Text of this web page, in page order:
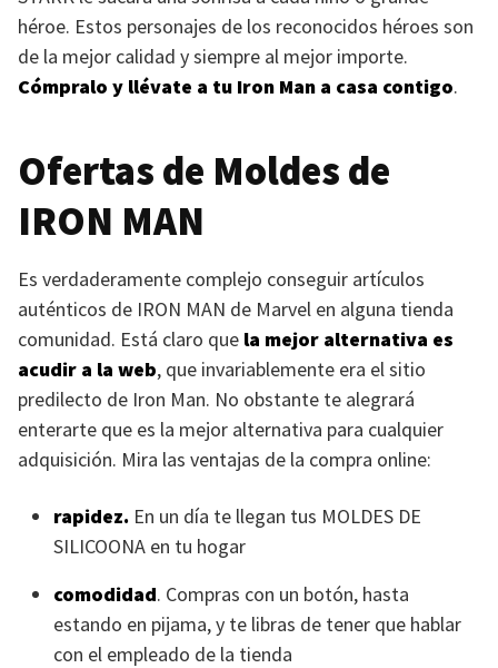
héroe. Estos personajes de los reconocidos héroes son
de la mejor calidad y siempre al mejor importe.
Cómpralo y llévate a tu Iron Man a casa contigo.
Ofertas de Moldes de
IRON MAN
Es verdaderamente complejo conseguir artículos
auténticos de IRON MAN de Marvel en alguna tienda
comunidad. Está claro que la mejor alternativa es
acudir a la web, que invariablemente era el sitio
predilecto de Iron Man. No obstante te alegrará
enterarte que es la mejor alternativa para cualquier
adquisición. Mira las ventajas de la compra online:
rapidez. En un día te llegan tus MOLDES DE
SILICOONA en tu hogar
comodidad. Compras con un botón, hasta
estando en pijama, y te libras de tener que hablar
con el empleado de la tienda